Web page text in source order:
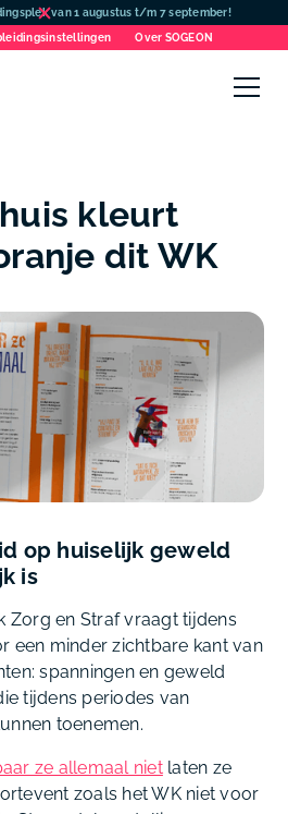
van 1 augustus t/m 7 september!
Over SOGEON
kleurt
dit WK
op huiselijk geweld
is
Zorg en Straf vraagt tijdens
een minder zichtbare kant van
spanningen en geweld
tijdens periodes van
toenemen.
ze allemaal nietlaten ze
zoals het WK niet voor